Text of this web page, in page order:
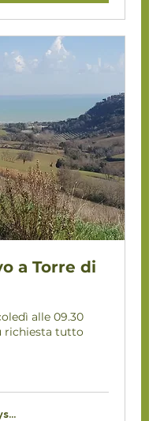
a Torre di
alle 09.30
richiesta tutto